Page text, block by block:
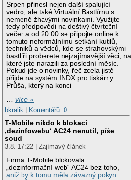
Srpen přinesl nejen další spalující
vedro, ale také Virtuální Bastlírnu s
neméně žhavými novinkami. Využijte
tedy předpovědi na deštivý čtvrteční
večer a od 20:00 se připojte online k
tomuto neformálnímu setkání kutilů,
techniků a vědců, kde se strahovskými
bastlíři proberete nejzajímavější věci, na
které jste narazili za poslední měsíc.
Pokud jde o novinky, řeč zcela jistě
přijde na systém INDX pro tiskárny
Průša, který na konci
…více »
bkralik
Komentářů: 0
T-Mobile nikdo k blokaci
‚dezinfowebu‘ AC24 nenutil, píše
soud
3.8. 17:22 | Zajímavý článek
Firma T-Mobile blokovala
„dezinformační web“ AC24 bez toho,
aniž by k tomu měla závazný pokyn